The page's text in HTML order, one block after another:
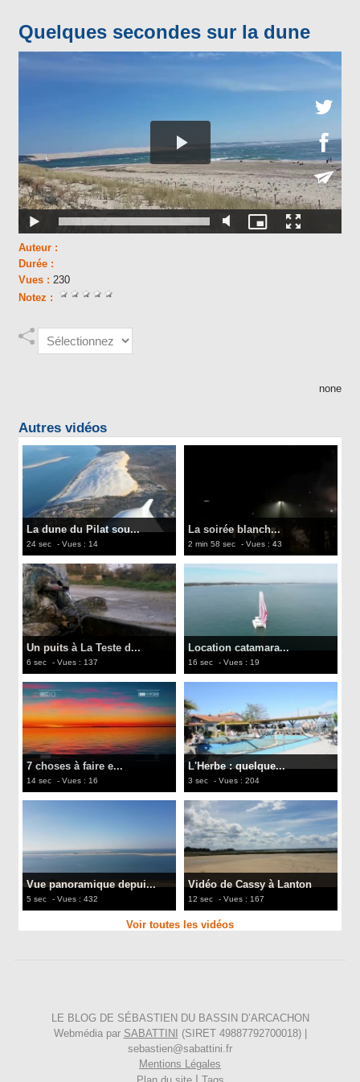
Quelques secondes sur la dune
Auteur :
Durée :
Vues : 230
Notez :
none
Autres vidéos
La dune du Pilat sou...
24 sec - Vues : 14
La soirée blanch...
2 min 58 sec - Vues : 43
Un puits à La Teste d...
6 sec - Vues : 137
Location catamara...
16 sec - Vues : 19
7 choses à faire e...
14 sec - Vues : 16
L'Herbe : quelque...
3 sec - Vues : 204
Vue panoramique depui...
5 sec - Vues : 432
Vidéo de Cassy à Lanton
12 sec - Vues : 167
Voir toutes les vidéos
LE BLOG DE SÉBASTIEN DU BASSIN D’ARCACHON
Webmédia par SABATTINI
(SIRET 49887792700018) |
sebastien@sabattini.fr
Mentions Légales
|